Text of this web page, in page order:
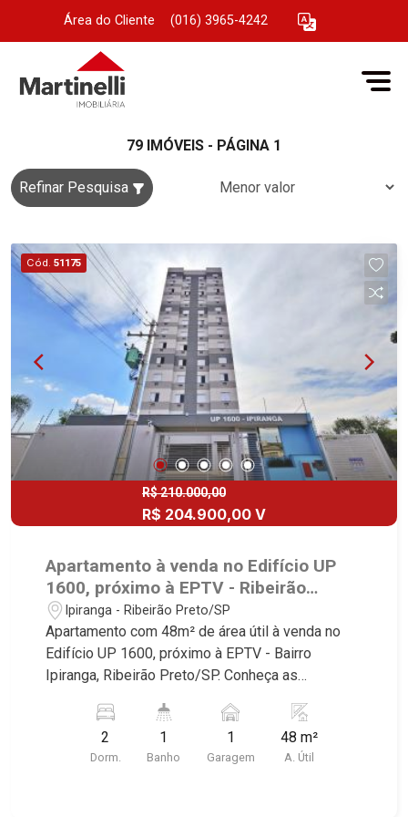
Área do Cliente (016) 3965-4242
79 IMÓVEIS - PÁGINA 1
Refinar Pesquisa
Cód. 51175
R$ 210.000,00
R$ 204.900,00 V
Apartamento à venda no Edifício UP
1600, próximo à EPTV - Ribeirão
Preto/SP.
Ipiranga - Ribeirão Preto/SP
Apartamento com 48m² de área útil à venda no
Edifício UP 1600, próximo à EPTV - Bairro
Ipiranga, Ribeirão Preto/SP. Conheça as
Imobiliária selecionou para você: - 48m² de área
útil - 2 dormitórios - Banheiro social - Sala 2
ambientes - Cozinha - Área de serviço - 1 vaga
2
Dorm.
1
Banho
1
Garagem
48 m²
A. Útil